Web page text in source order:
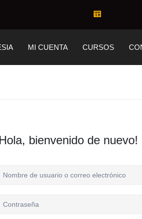
MI CUENTA CURSOS
bienvenido de nuevo!